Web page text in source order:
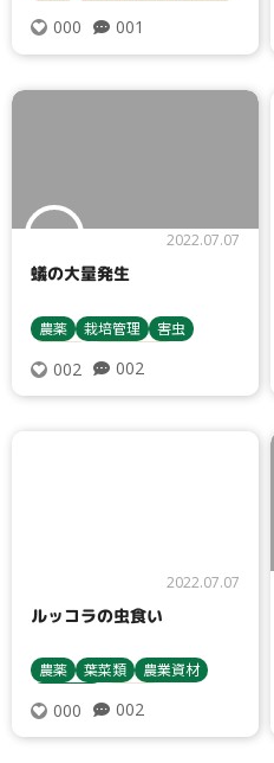
農薬
000 001
2022.07.07
蟻の大量発生
農薬 栽培管理
害虫
002 002
2022.07.07
ルッコラの虫食い
農薬 葉菜類
農業資材
防虫ネット
000 002